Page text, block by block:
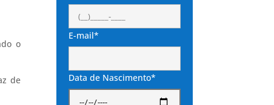
o
de
E-mail*
Data de Nascimento*